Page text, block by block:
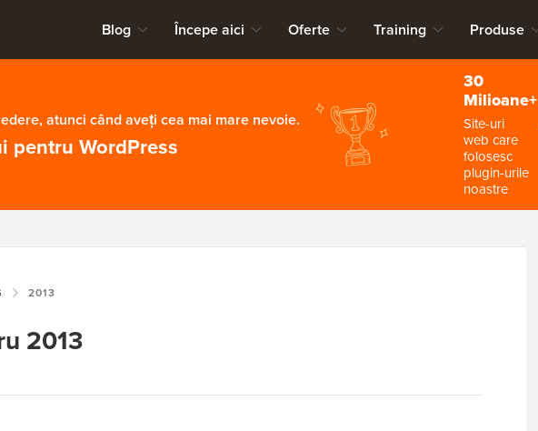
Blog Începe aici Oferte Training Produse
atunci când aveți cea mai mare nevoie.
pentru WordPress
30
Milioane+
Site-uri
web care
folosesc
plugin-urile
noastre
2013
2013